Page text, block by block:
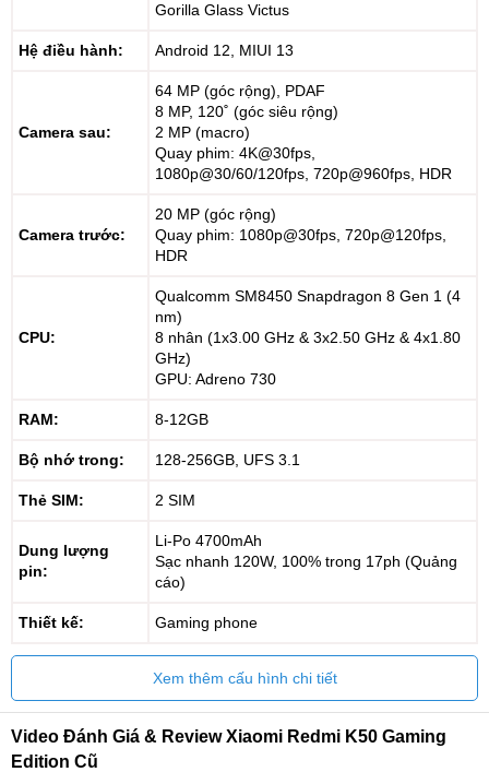
Gorilla Glass Victus
Hệ điều hành: Android 12, MIUI 13
Camera sau:
64 MP (góc rộng), PDAF
8 MP, 120˚ (góc siêu rộng)
2 MP (macro)
Quay phim: 4K@30fps,
1080p@30/60/120fps, 720p@960fps, HDR
Camera trước:
20 MP (góc rộng)
Quay phim: 1080p@30fps, 720p@120fps,
HDR
CPU:
Qualcomm SM8450 Snapdragon 8 Gen 1 (4
nm)
8 nhân (1x3.00 GHz & 3x2.50 GHz & 4x1.80
GHz)
GPU: Adreno 730
RAM: 8-12GB
Bộ nhớ trong: 128-256GB, UFS 3.1
Thẻ SIM: 2 SIM
Dung lượng
pin:
Li-Po 4700mAh
Sạc nhanh 120W, 100% trong 17ph (Quảng
cáo)
Thiết kế: Gaming phone
Xem thêm cấu hình chi tiết
Video Đánh Giá & Review Xiaomi Redmi K50 Gaming
Edition Cũ